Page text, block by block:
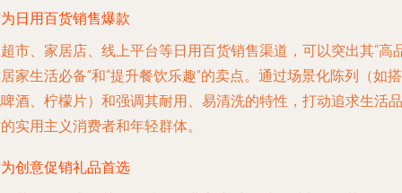
日用百货销售爆款
市、家居店、线上平台等日用百货销售渠道，可以突出其“高
家生活必备”和“提升餐饮乐趣”的卖点。通过场景化陈列（如搭
酒、柠檬片）和强调其耐用、易清洗的特性，打动追求生活品
实用主义消费者和年轻群体。
创意促销礼品首选